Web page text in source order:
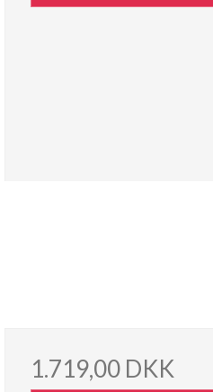
1.719,00 DKK